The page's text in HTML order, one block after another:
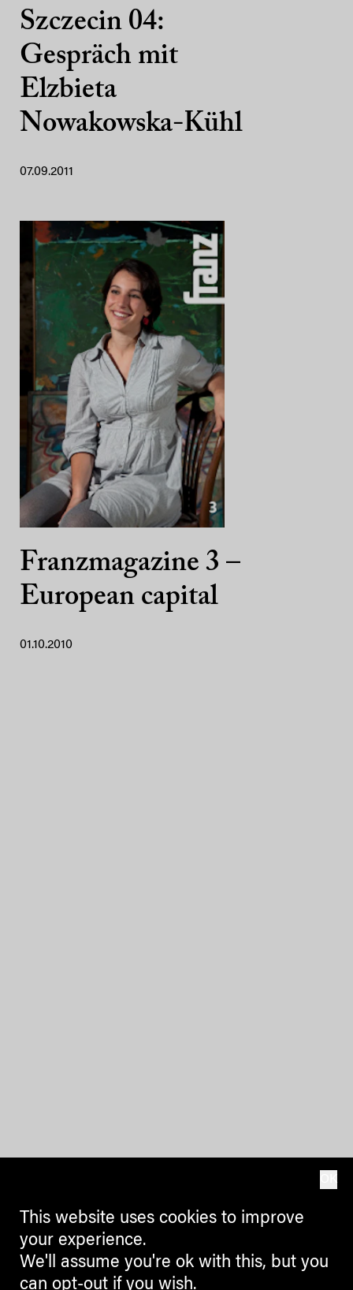
Szczecin 04:
Gespräch mit
Elzbieta
Nowakowska-Kühl
07.09.2011
Franzmagazine 3 –
European capital
01.10.2010
This website uses cookies to improve
your experience.
We'll assume you're ok with this, but you
can opt-out if you wish.